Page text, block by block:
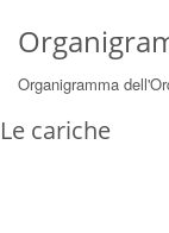
Organigramma
Le cariche